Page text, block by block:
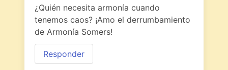
¿Quién necesita armonía cuando
tenemos caos? ¡Amo el derrumbamiento
de Armonía Somers!
Responder